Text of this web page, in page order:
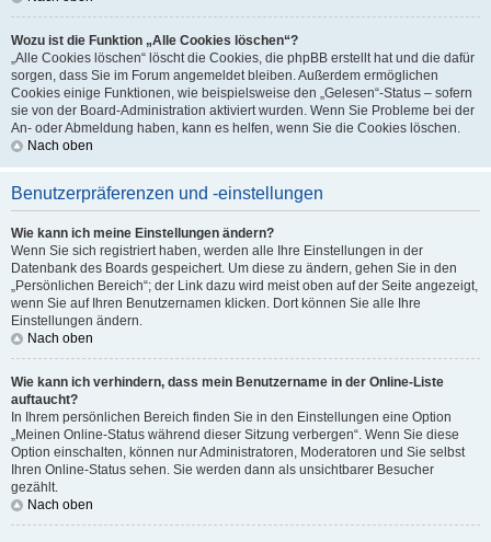
Wozu ist die Funktion „Alle Cookies löschen“?
„Alle Cookies löschen“ löscht die Cookies, die phpBB erstellt hat und die dafür
sorgen, dass Sie im Forum angemeldet bleiben. Außerdem ermöglichen
Cookies einige Funktionen, wie beispielsweise den „Gelesen“-Status – sofern
sie von der Board-Administration aktiviert wurden. Wenn Sie Probleme bei der
An- oder Abmeldung haben, kann es helfen, wenn Sie die Cookies löschen.
Nach oben
Benutzerpräferenzen und -einstellungen
Wie kann ich meine Einstellungen ändern?
Wenn Sie sich registriert haben, werden alle Ihre Einstellungen in der
Datenbank des Boards gespeichert. Um diese zu ändern, gehen Sie in den
„Persönlichen Bereich“; der Link dazu wird meist oben auf der Seite angezeigt,
wenn Sie auf Ihren Benutzernamen klicken. Dort können Sie alle Ihre
Einstellungen ändern.
Nach oben
Wie kann ich verhindern, dass mein Benutzername in der Online-Liste
auftaucht?
In Ihrem persönlichen Bereich finden Sie in den Einstellungen eine Option
„Meinen Online-Status während dieser Sitzung verbergen“. Wenn Sie diese
Option einschalten, können nur Administratoren, Moderatoren und Sie selbst
Ihren Online-Status sehen. Sie werden dann als unsichtbarer Besucher
gezählt.
Nach oben